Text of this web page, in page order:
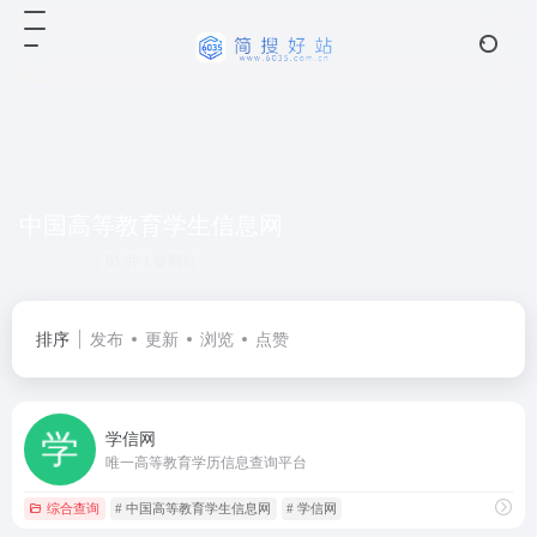
排序 发布 更新 浏览 点赞
学信网
唯一‌高等教育学历信息查询平台
综合查询 # 中国高等教育学生信息网 # 学信网